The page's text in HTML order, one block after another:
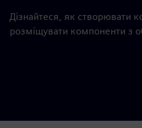
Дізнайтеся, як створювати
розміщувати компоненти з